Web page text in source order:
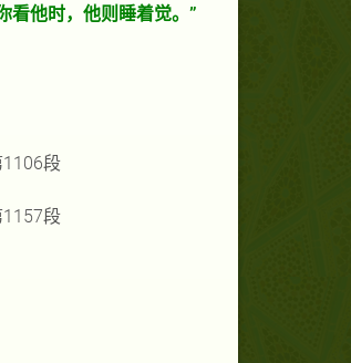
看他时，他则睡着觉。”
1106段
1157段